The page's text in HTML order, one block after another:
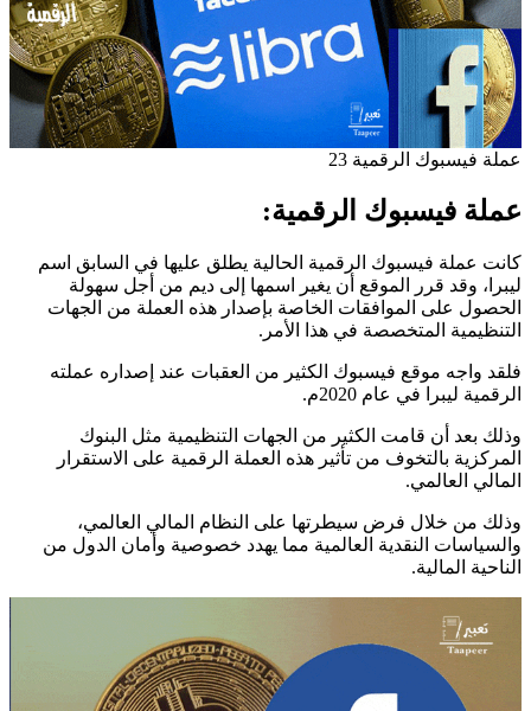
عملة فيسبوك الرقمية 23
عملة فيسبوك الرقمية:
كانت عملة فيسبوك الرقمية الحالية يطلق عليها في السابق اسم
ليبرا، وقد قرر الموقع أن يغير اسمها إلى ديم من أجل سهولة
الحصول على الموافقات الخاصة بإصدار هذه العملة من الجهات
التنظيمية المتخصصة في هذا الأمر.
فلقد واجه موقع فيسبوك الكثير من العقبات عند إصداره عملته
الرقمية ليبرا في عام 2020م.
وذلك بعد أن قامت الكثير من الجهات التنظيمية مثل البنوك
المركزية بالتخوف من تأثير هذه العملة الرقمية على الاستقرار
المالي العالمي.
وذلك من خلال فرض سيطرتها على النظام المالي العالمي،
والسياسات النقدية العالمية مما يهدد خصوصية وأمان الدول من
الناحية المالية.